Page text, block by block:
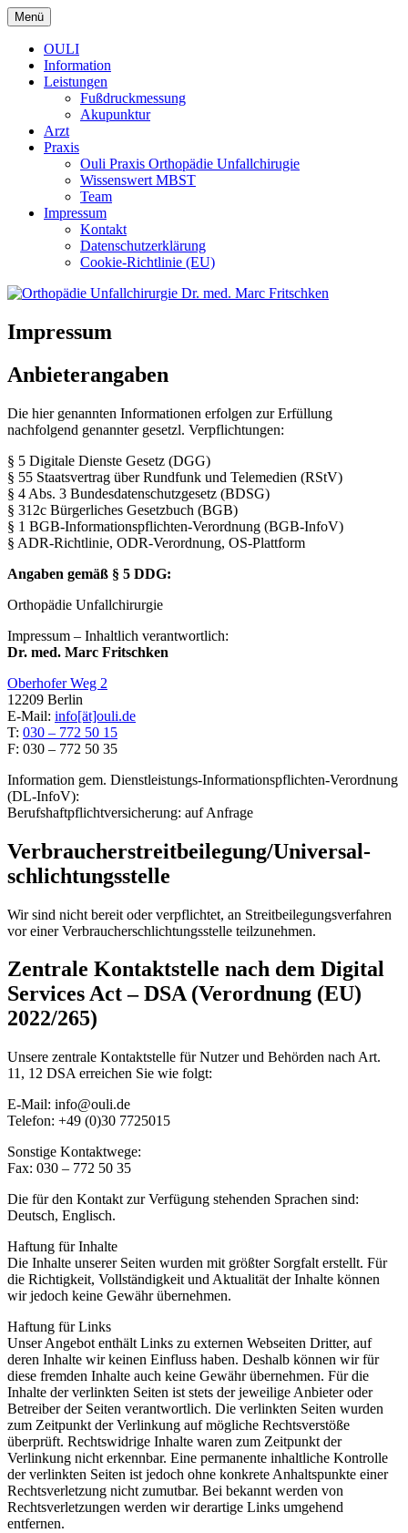
Zum
Inhalt
springen
Orthopädie Unfallchirurgie Dr.
med. Marc Fritschken
Menü
OULI
Information
Leistungen
Fußdruckmessung
Akupunktur
Arzt
Praxis
Ouli Praxis Orthopädie Unfallchirugie
Wissenswert MBST
Team
Impressum
Kontakt
Datenschutzerklärung
Cookie-Richtlinie (EU)
Impressum
Anbieterangaben
Die hier genannten Informationen erfolgen zur Erfüllung
nachfolgend genannter gesetzl. Verpflichtungen:
§ 5 Digitale Dienste Gesetz (DGG)
§ 55 Staatsvertrag über Rundfunk und Telemedien (RStV)
§ 4 Abs. 3 Bundesdatenschutzgesetz (BDSG)
§ 312c Bürgerliches Gesetzbuch (BGB)
§ 1 BGB-Informationspflichten-Verordnung (BGB-InfoV)
§ ADR-Richtlinie, ODR-Verordnung, OS-Plattform
Angaben gemäß § 5 DDG:
Orthopädie Unfallchirurgie
Impressum – Inhaltlich verantwortlich:
Dr. med. Marc Fritschken
Oberhofer Weg 2
12209 Berlin
E-Mail: info[ät]ouli.de
T: 030 – 772 50 15
F: 030 – 772 50 35
Information gem. Dienstleistungs-Informationspflichten-Verordnung
(DL-InfoV):
Berufshaftpflichtversicherung: auf Anfrage
Verbraucher­streit­beilegung/Universal­
schlichtungs­stelle
Wir sind nicht bereit oder verpflichtet, an Streitbeilegungsverfahren
vor einer Verbraucherschlichtungsstelle teilzunehmen.
Zentrale Kontaktstelle nach dem Digital
Services Act – DSA (Verordnung (EU)
2022/265)
Unsere zentrale Kontaktstelle für Nutzer und Behörden nach Art.
11, 12 DSA erreichen Sie wie folgt:
E-Mail: info@ouli.de
Telefon: +49 (0)30 7725015
Sonstige Kontaktwege:
Fax: 030 – 772 50 35
Die für den Kontakt zur Verfügung stehenden Sprachen sind:
Deutsch, Englisch.
Haftung für Inhalte
Die Inhalte unserer Seiten wurden mit größter Sorgfalt erstellt. Für
die Richtigkeit, Vollständigkeit und Aktualität der Inhalte können
wir jedoch keine Gewähr übernehmen.
Haftung für Links
Unser Angebot enthält Links zu externen Webseiten Dritter, auf
deren Inhalte wir keinen Einfluss haben. Deshalb können wir für
diese fremden Inhalte auch keine Gewähr übernehmen. Für die
Inhalte der verlinkten Seiten ist stets der jeweilige Anbieter oder
Betreiber der Seiten verantwortlich. Die verlinkten Seiten wurden
zum Zeitpunkt der Verlinkung auf mögliche Rechtsverstöße
überprüft. Rechtswidrige Inhalte waren zum Zeitpunkt der
Verlinkung nicht erkennbar. Eine permanente inhaltliche Kontrolle
der verlinkten Seiten ist jedoch ohne konkrete Anhaltspunkte einer
Rechtsverletzung nicht zumutbar. Bei bekannt werden von
Rechtsverletzungen werden wir derartige Links umgehend
entfernen.